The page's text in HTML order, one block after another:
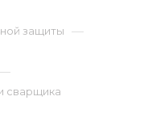
защиты —
сварщика